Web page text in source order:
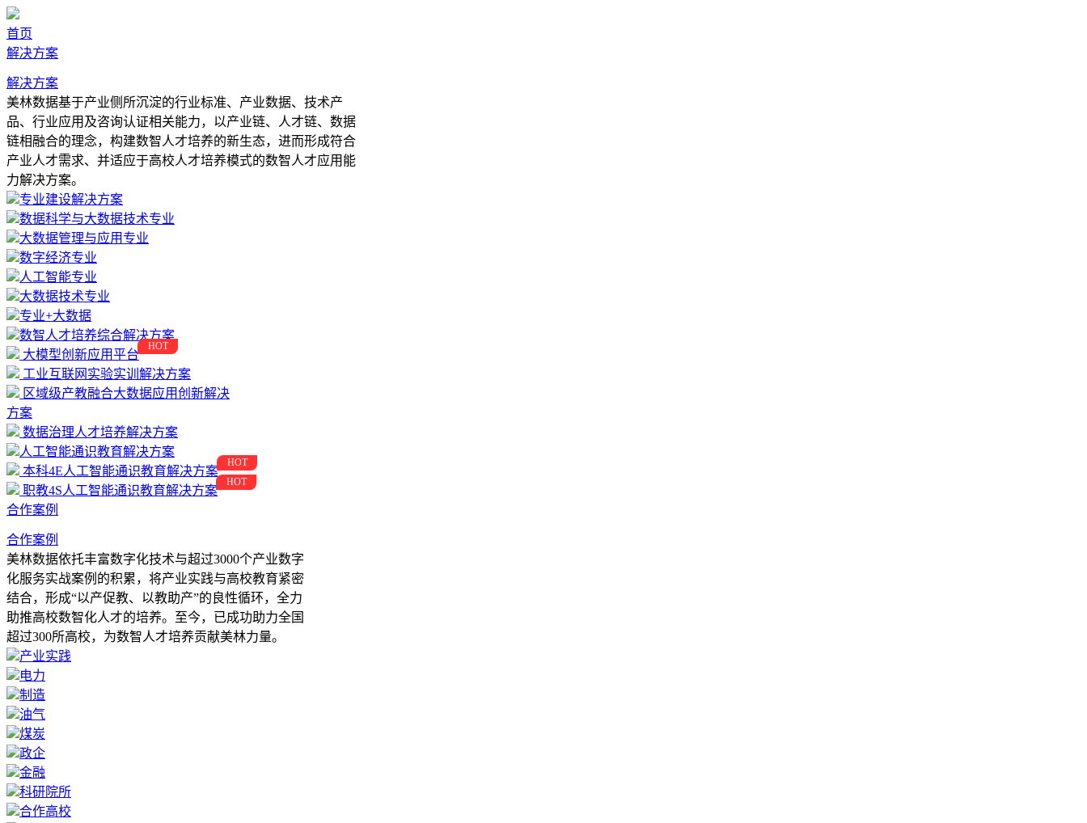
首页
解决方案
解决方案
美林数据基于产业侧所沉淀的行业标准、产业数据、技术产
品、行业应用及咨询认证相关能力，以产业链、人才链、数据
链相融合的理念，构建数智人才培养的新生态，进而形成符合
产业人才需求、并适应于高校人才培养模式的数智人才应用能
力解决方案。
专业建设解决方案
数据科学与大数据技术专业
大数据管理与应用专业
数字经济专业
人工智能专业
大数据技术专业
专业+大数据
数智人才培养综合解决方案
大模型创新应用平台
HOT
工业互联网实验实训解决方案
区域级产教融合大数据应用创新解决
方案
数据治理人才培养解决方案
人工智能通识教育解决方案
本科4E人工智能通识教育解决方案
HOT
职教4S人工智能通识教育解决方案
HOT
合作案例
合作案例
美林数据依托丰富数字化技术与超过3000个产业数字
化服务实战案例的积累，将产业实践与高校教育紧密
结合，形成“以产促教、以教助产”的良性循环，全力
助推高校数智化人才的培养。至今，已成功助力全国
超过300所高校，为数智人才培养贡献美林力量。
产业实践
电力
制造
油气
煤炭
政企
金融
科研院所
合作高校